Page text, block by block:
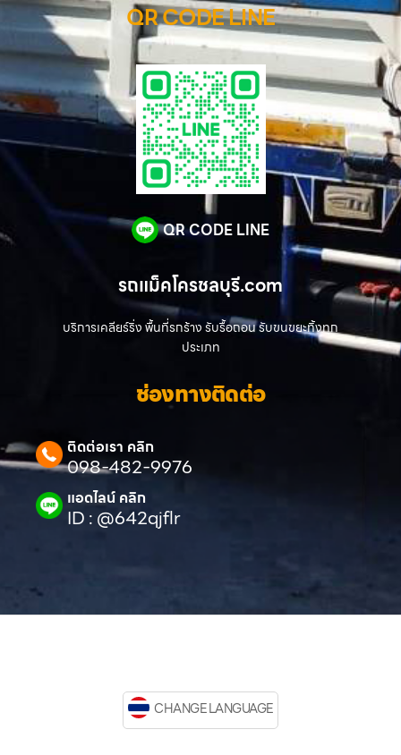
QR CODE LINE
QR CODE LINE
รถแม็คโครชลบุรี.com
บริการเคลียร์ริ่ง พื้นที่รกร้าง รับรื้อถอน รับขนขยะทิ้งทุก
ประเภท
ช่องทางติดต่อ
ติดต่อเรา คลิก
098-482-9976
แอดไลน์ คลิก
ID : @642qjflr
CHANGE LANGUAGE